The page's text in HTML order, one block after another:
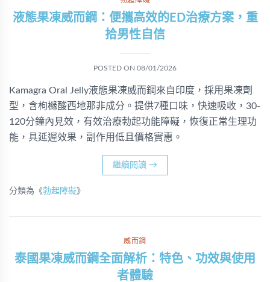
液態果凍威而鋼：便攜高效的ED治療方案，重
拾男性自信
POSTED ON 08/01/2026
Kamagra Oral Jelly液態果凍威而鋼來自印度，採用果凍劑
型，含枸櫞酸西地那非成分。提供7種口味，快速吸收，30-
120分鐘內見效，有效治療勃起功能障礙，恢復正常生理功
能，具延遲效果，副作用低且價格實惠。
繼續閱讀 →
分類為《勃起障礙》
威而鋼
泰國果凍威而鋼全面解析：特色、功效與使用
者體驗